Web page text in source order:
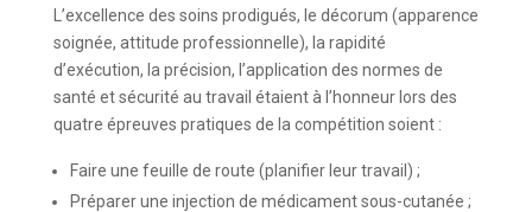
L’excellence des soins prodigués, le décorum (apparence
soignée, attitude professionnelle), la rapidité
d’exécution, la précision, l’application des normes de
santé et sécurité au travail étaient à l’honneur lors des
quatre épreuves pratiques de la compétition soient :
Faire une feuille de route (planifier leur travail) ;
Préparer une injection de médicament sous-cutanée ;